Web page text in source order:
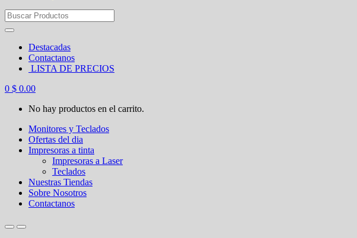
Search
for:
Destacadas
Contactanos
LISTA DE PRECIOS
0 $ 0.00
No hay productos en el carrito.
Monitores y Teclados
Ofertas del dia
Impresoras a tinta
Impresoras a Laser
Teclados
Nuestras Tiendas
Sobre Nosotros
Contactanos